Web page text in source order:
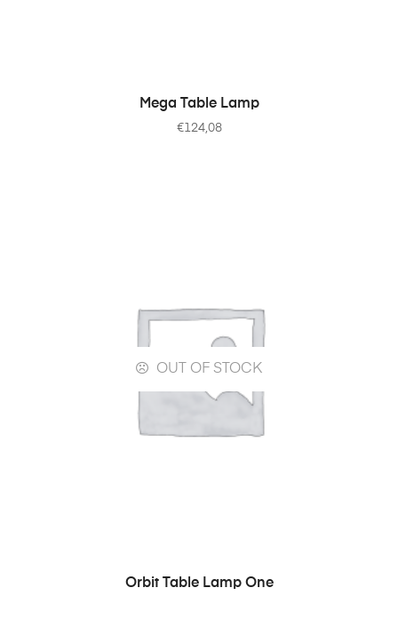
IN DEN WARENKORB
Mega Table Lamp
€124,08
OUT OF STOCK
AUSFÜHRUNG WÄHLEN
Orbit Table Lamp One